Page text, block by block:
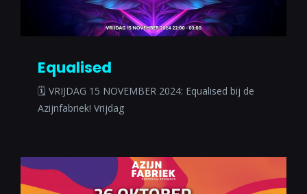
Equalised
🗓 VRIJDAG 15 NOVEMBER 2024: Equalised bij de
Azijnfabriek! Vrijdag